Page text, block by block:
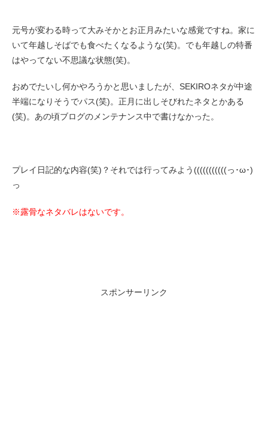
元号が変わる時って大みそかとお正月みたいな感覚ですね。家に
いて年越しそばでも食べたくなるような(笑)。でも年越しの特番
はやってない不思議な状態(笑)。
おめでたいし何かやろうかと思いましたが、SEKIROネタが中途
半端になりそうでパス(笑)。正月に出しそびれたネタとかある
(笑)。あの頃ブログのメンテナンス中で書けなかった。
プレイ日記的な内容(笑)？それでは行ってみよう(((((((((((っ･ω･)
っ
※露骨なネタバレはないです。
スポンサーリンク